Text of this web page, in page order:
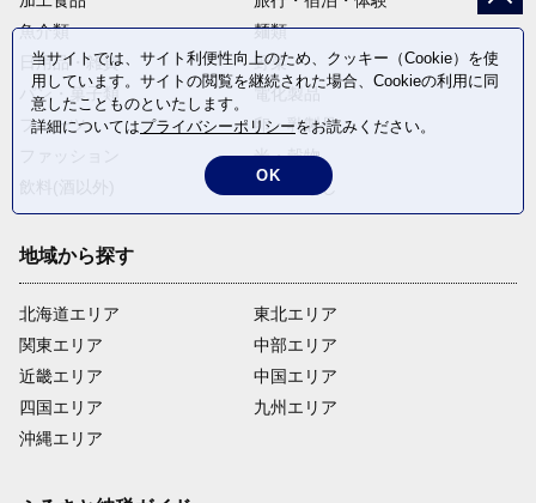
魚介類
麺類
日用品・雑貨
野菜
パン・菓子類
電化製品
フルーツ
卵・乳製品
米・穀物
返礼品なし
地域から探す
北海道エリア
関東エリア
近畿エリア
四国エリア
沖縄エリア
東北エリア
中部エリア
中国エリア
九州エリア
当サイトでは、サイト利便性向上のため、クッキー（Cookie）を使
用しています。サイトの閲覧を継続された場合、Cookieの利用に同
意したことものといたします。
詳細についてはプライバシーポリシーをお読みください。
OK